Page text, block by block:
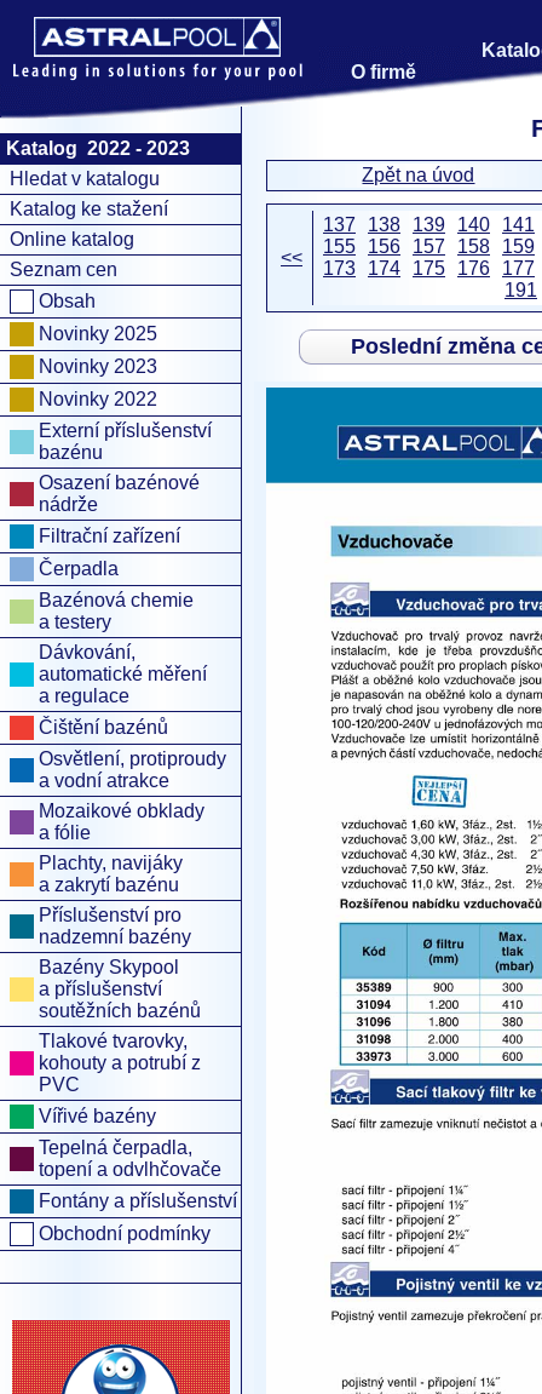
O firmě
Katalog 2022 - 2023
Hledat v katalogu
Katalog ke stažení
Online katalog
Seznam cen
Obsah
Novinky 2025
Novinky 2023
Novinky 2022
Externí příslušenství
bazénu
Osazení bazénové
nádrže
Filtrační zařízení
Čerpadla
Bazénová chemie
a testery
Dávkování,
automatické měření
a regulace
Čištění bazénů
Osvětlení, protiproudy
a vodní atrakce
Mozaikové obklady
a fólie
Plachty, navijáky
a zakrytí bazénu
Příslušenství pro
nadzemní bazény
Bazény Skypool
a příslušenství
soutěžních bazénů
Tlakové tvarovky,
kohouty a potrubí z
PVC
Vířivé bazény
Tepelná čerpadla,
topení a odvlhčovače
Fontány a příslušenství
Obchodní podmínky
Zpět na úvod
<<
137 138 139 140
141
155
156 157 158
159
173
174 175 176
177
191
Poslední změna